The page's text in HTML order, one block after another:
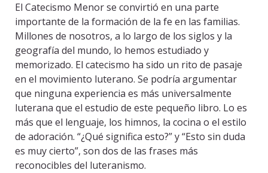
El Catecismo Menor se convirtió en una parte
importante de la formación de la fe en las familias.
Millones de nosotros, a lo largo de los siglos y la
geografía del mundo, lo hemos estudiado y
memorizado. El catecismo ha sido un rito de pasaje
en el movimiento luterano. Se podría argumentar
que ninguna experiencia es más universalmente
luterana que el estudio de este pequeño libro. Lo es
más que el lenguaje, los himnos, la cocina o el estilo
de adoración. “¿Qué significa esto?” y “Esto sin duda
es muy cierto”, son dos de las frases más
reconocibles del luteranismo.